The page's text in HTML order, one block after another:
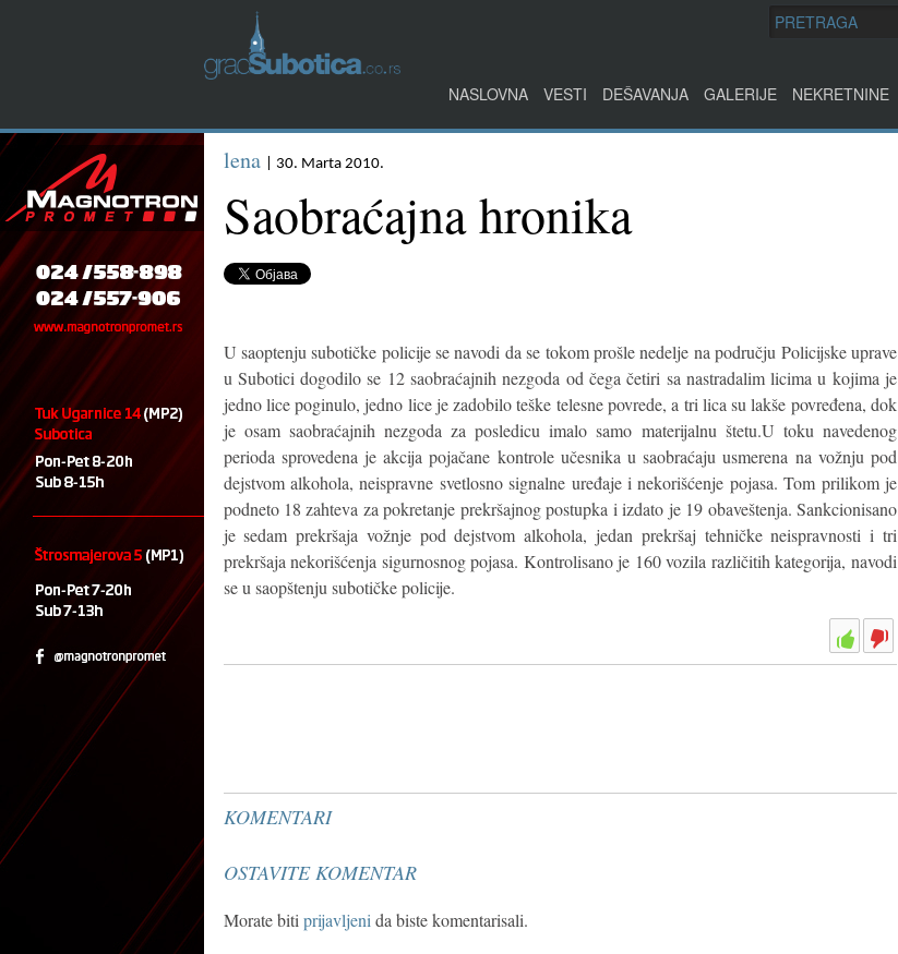
NASLOVNA VESTI DEŠAVANJA GALERIJE NEKRETNINE
lena | 30. Marta 2010.
Saobraćajna hronika
U saoptenju subotičke policije se navodi da se tokom prošle nedelje na području Policijske uprave
u Subotici dogodilo se 12 saobraćajnih nezgoda od čega četiri sa nastradalim licima u kojima je
jedno lice poginulo, jedno lice je zadobilo teške telesne povrede, a tri lica su lakše povređena, dok
je osam saobraćajnih nezgoda za posledicu imalo samo materijalnu štetu.U toku navedenog
perioda sprovedena je akcija pojačane kontrole učesnika u saobraćaju usmerena na vožnju pod
dejstvom alkohola, neispravne svetlosno signalne uređaje i nekorišćenje pojasa. Tom prilikom je
podneto 18 zahteva za pokretanje prekršajnog postupka i izdato je 19 obaveštenja. Sankcionisano
je sedam prekršaja vožnje pod dejstvom alkohola, jedan prekršaj tehničke neispravnosti i tri
prekršaja nekorišćenja sigurnosnog pojasa. Kontrolisano je 160 vozila različitih kategorija, navodi
se u saopštenju subotičke policije.
KOMENTARI
OSTAVITE KOMENTAR
Morate biti prijavljeni da biste komentarisali.